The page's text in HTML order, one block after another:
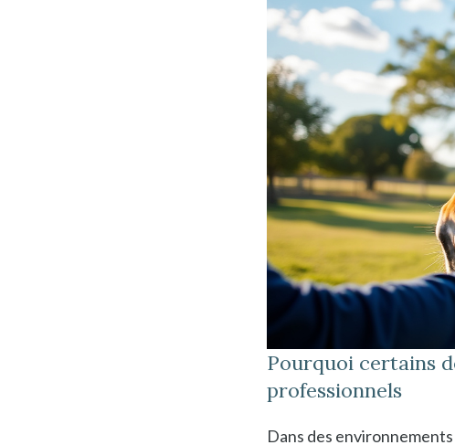
Pourquoi certains
professionnels
Dans des